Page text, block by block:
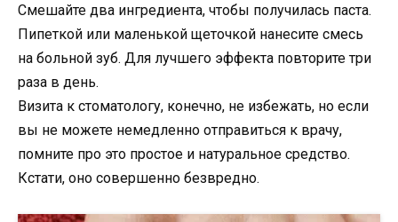
Смешайте два ингредиента, чтобы получилась паста.
Пипеткой или маленькой щеточкой нанесите смесь
на больной зуб. Для лучшего эффекта повторите три
раза в день.
Визита к стоматологу, конечно, не избежать, но если
вы не можете немедленно отправиться к врачу,
помните про это простое и натуральное средство.
Кстати, оно совершенно безвредно.